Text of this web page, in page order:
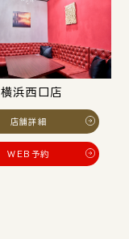
横浜西口店
店舗詳細
WEB予約